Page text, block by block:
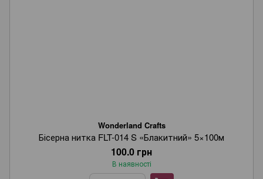
Wonderland Crafts
Бісерна нитка FLT-014 S «Блакитний» 5×100м
100.0 грн
В наявності